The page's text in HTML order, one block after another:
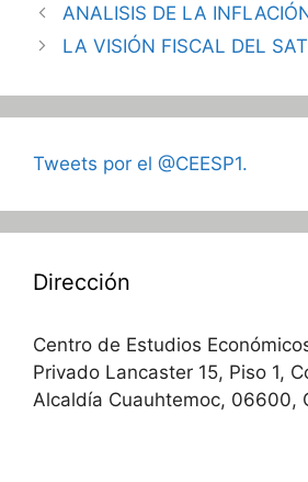
ANALISIS DE LA
LA VISIÓN FISCAL DEL SAT
Tweets por el @CEESP1.
Dirección
Centro de Estudios
Privado Lancaster 15, Piso 1,
Alcaldía Cuauhtemoc, 06600,